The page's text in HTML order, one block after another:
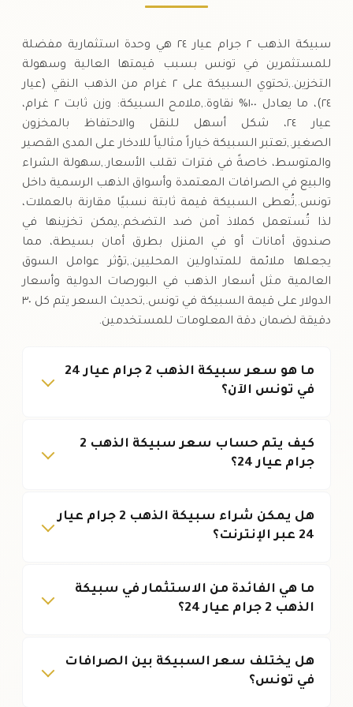
سبيكة الذهب ٢ جرام عيار ٢٤ هي وحدة استثمارية مفضلة
للمستثمرين في تونس بسبب قيمتها العالية وسهولة
التخزين.,تحتوي السبيكة على ٢ غرام من الذهب النقي (عيار
٢٤)، ما يعادل ١٠٠% نقاوة.,ملامح السبيكة: وزن ثابت ٢ غرام،
عيار ٢٤، شكل أسهل للنقل والاحتفاظ بالمخزون
الصغير.,تعتبر السبيكة خياراً مثالياً للادخار على المدى القصير
والمتوسط، خاصةً في فترات تقلب الأسعار.,سهولة الشراء
والبيع في الصرافات المعتمدة وأسواق الذهب الرسمية داخل
تونس.,تُعطى السبيكة قيمة ثابتة نسبيًا مقارنة بالعملات،
لذا تُستعمل كملاذ آمن ضد التضخم.,يمكن تخزينها في
صندوق أمانات أو في المنزل بطرق أمان بسيطة، مما
يجعلها ملائمة للمتداولين المحليين.,تؤثر عوامل السوق
العالمية مثل أسعار الذهب في البورصات الدولية وأسعار
الدولار على قيمة السبيكة في تونس.,تحديث السعر يتم كل ٣٠
دقيقة لضمان دقة المعلومات للمستخدمين.
ما هو سعر سبيكة الذهب 2 جرام عيار 24
في تونس الآن؟
كيف يتم حساب سعر سبيكة الذهب 2
جرام عيار 24؟
هل يمكن شراء سبيكة الذهب 2 جرام عيار
24 عبر الإنترنت؟
ما هي الفائدة من الاستثمار في سبيكة
الذهب 2 جرام عيار 24؟
هل يختلف سعر السبيكة بين الصرافات
في تونس؟